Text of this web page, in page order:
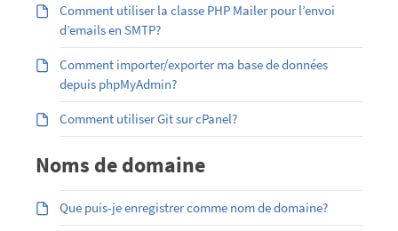
Comment utiliser la classe PHP Mailer pour l’envoi
d’emails en SMTP?
Comment importer/exporter ma base de données
depuis phpMyAdmin?
Comment utiliser Git sur cPanel?
Noms de domaine
Que puis-je enregistrer comme nom de domaine?